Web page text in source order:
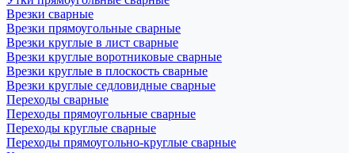
Врезки сварные
Врезки прямоугольные сварные
Врезки круглые в лист сварные
Врезки круглые воротниковые сварные
Врезки круглые в плоскость сварные
Врезки круглые седловидные сварные
Переходы сварные
Переходы прямоугольные сварные
Переходы круглые сварные
Переходы прямоугольно-круглые сварные